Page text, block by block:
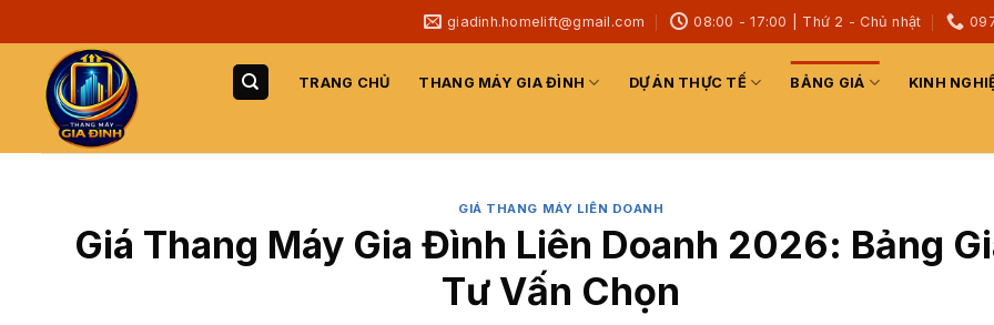
qua
giadinh.homelift@gmail.com 08:00 - 17:00 | Thứ 2 - Chủ nhật
TRANG CHỦ THANG MÁY GIA ĐÌNH DỰ ÁN THỰC TẾ BẢNG GIÁ KINH
GIÁ THANG MÁY LIÊN DOANH
Giá Thang Máy Gia Đình Liên Doanh 2026: Bảng
Tư Vấn Chọn